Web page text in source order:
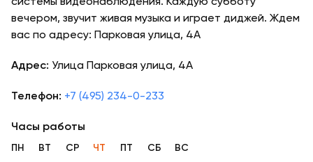
системы видеонаблюдения. Каждую субботу
вечером, звучит живая музыка и играет диджей. Ждем
вас по адресу: Парковая улица, 4А
Адрес: Улица Парковая улица, 4А
Телефон: +7 (495) 234-0-233
Часы работы
ПН
ВТ
СР
ЧТ
ПТ
СБ
ВС